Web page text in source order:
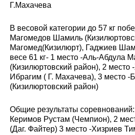
Г.Махачева
В весовой категории до 57 кг
Магомедов Шамиль
Магомед(Кизилюрт), Гаджиев
весе 61 кг- 1 место -Аль-Абдула
(Кизилюртовский район), 2 место
Ибрагим ( Г. Махачева), 3 место -
(Кизилюртовский район)
Общие результаты соревнований:
Керимов Рустам (Чемпион), 2
(Даг. Файтер) 3 место -Хизриев